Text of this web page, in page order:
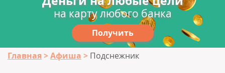
на карту любого банка
Получить
Главная Афиша Подснежник